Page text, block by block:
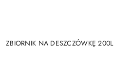
ZBIORNIK NA DESZCZÓWKĘ 200L